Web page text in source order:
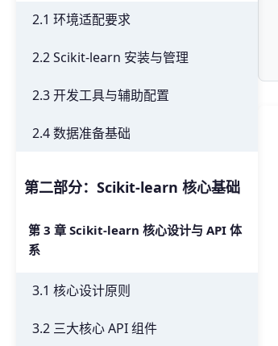
2.1 环境适配要求
2.2 Scikit-learn 安装与管理
2.3 开发工具与辅助配置
2.4 数据准备基础
第二部分：Scikit-learn 核心基础
第 3 章 Scikit-learn 核心设计与 API 体
系
3.1 核心设计原则
3.2 三大核心 API 组件